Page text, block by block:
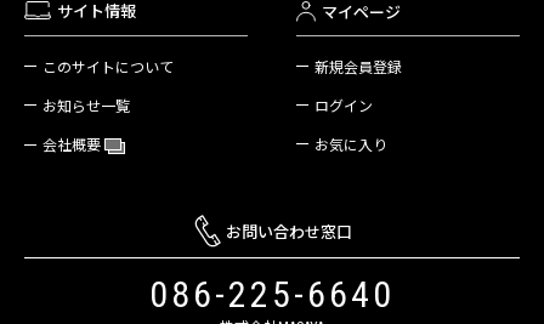
サイト情報
このサイトについて
お知らせ一覧
会社概要
マイページ
新規会員登録
ログイン
お気に入り
お問い合わせ窓口
086-225-6640